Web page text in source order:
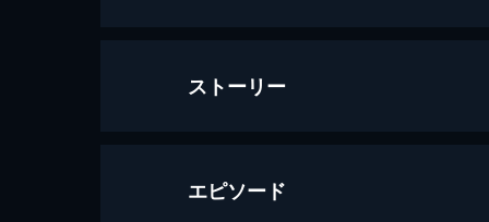
ストーリー
エピソード